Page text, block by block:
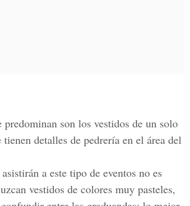
predominan son los vestidos de un solo
detalles de pedrería en el área del
a este tipo de eventos no es
vestidos de colores muy pasteles,